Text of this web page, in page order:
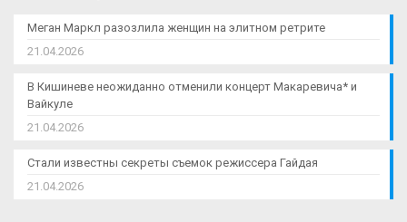
Меган Маркл разозлила женщин на элитном ретрите
21.04.2026
В Кишиневе неожиданно отменили концерт Макаревича* и
Вайкуле
21.04.2026
Стали известны секреты съемок режиссера Гайдая
21.04.2026